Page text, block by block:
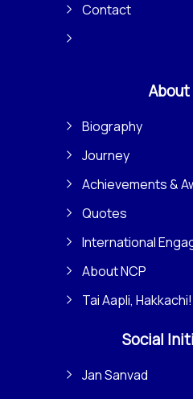
Contact
About
Biography
Journey
Achievements &
Quotes
International
About NCP
Tai Aapli, Hakkachi!
Social
Jan Sanvad